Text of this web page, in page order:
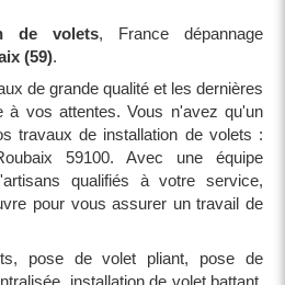
de volets, France dépannage
(59).
de grande qualité et les dernières
à vos attentes. Vous n'avez qu'un
travaux de installation de volets :
59100. Avec une équipe
qualifiés à votre service,
pour vous assurer un travail de
pose de volet pliant, pose de